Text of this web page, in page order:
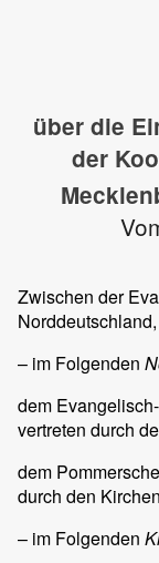
über die
der
Zwischen der
– im Folgenden
dem
vertreten durch
dem
durch den
– im Folgenden